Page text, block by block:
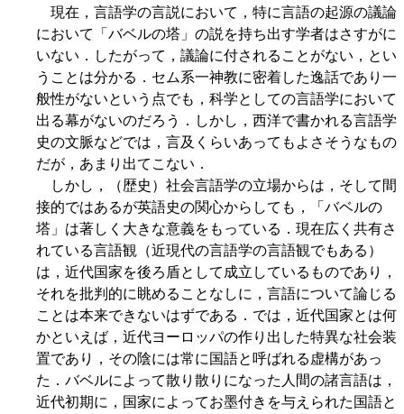
現在，言語学の言説において，特に言語の起源の議論
において「バベルの塔」の説を持ち出す学者はさすがに
いない．したがって，議論に付されることがない，とい
うことは分かる．セム系一神教に密着した逸話であり一
般性がないという点でも，科学としての言語学において
出る幕がないのだろう．しかし，西洋で書かれる言語学
史の文脈などでは，言及くらいあってもよさそうなもの
だが，あまり出てこない．
しかし，（歴史）社会言語学の立場からは，そして間
接的ではあるが英語史の関心からしても，「バベルの
塔」は著しく大きな意義をもっている．現在広く共有さ
れている言語観（近現代の言語学の言語観でもある）
は，近代国家を後ろ盾として成立しているものであり，
それを批判的に眺めることなしに，言語について論じる
ことは本来できないはずである．では，近代国家とは何
かといえば，近代ヨーロッパの作り出した特異な社会装
置であり，その陰には常に国語と呼ばれる虚構があっ
た．バベルによって散り散りになった人間の諸言語は，
近代初期に，国家によってお墨付きを与えられた国語と